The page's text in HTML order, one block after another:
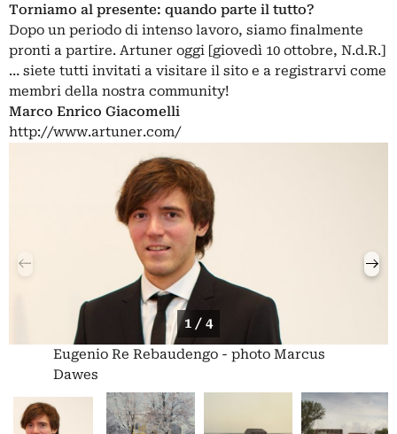
Torniamo al presente: quando parte il tutto?
Dopo un periodo di intenso lavoro, siamo finalmente
pronti a partire. Artuner oggi [giovedì 10 ottobre, N.d.R.]
… siete tutti invitati a visitare il sito e a registrarvi come
membri della nostra community!
Marco Enrico Giacomelli
http://www.artuner.com/
1 / 4
Eugenio Re Rebaudengo - photo Marcus
Dawes